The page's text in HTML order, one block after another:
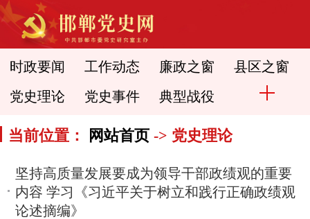
时政要闻 工作动态 廉政之窗 县区之窗
党史理论 党史事件 典型战役
当前位置： 网站首页 -> 党史理论
坚持高质量发展要成为领导干部政绩观的重要
内容 学习《习近平关于树立和践行正确政绩观
论述摘编》